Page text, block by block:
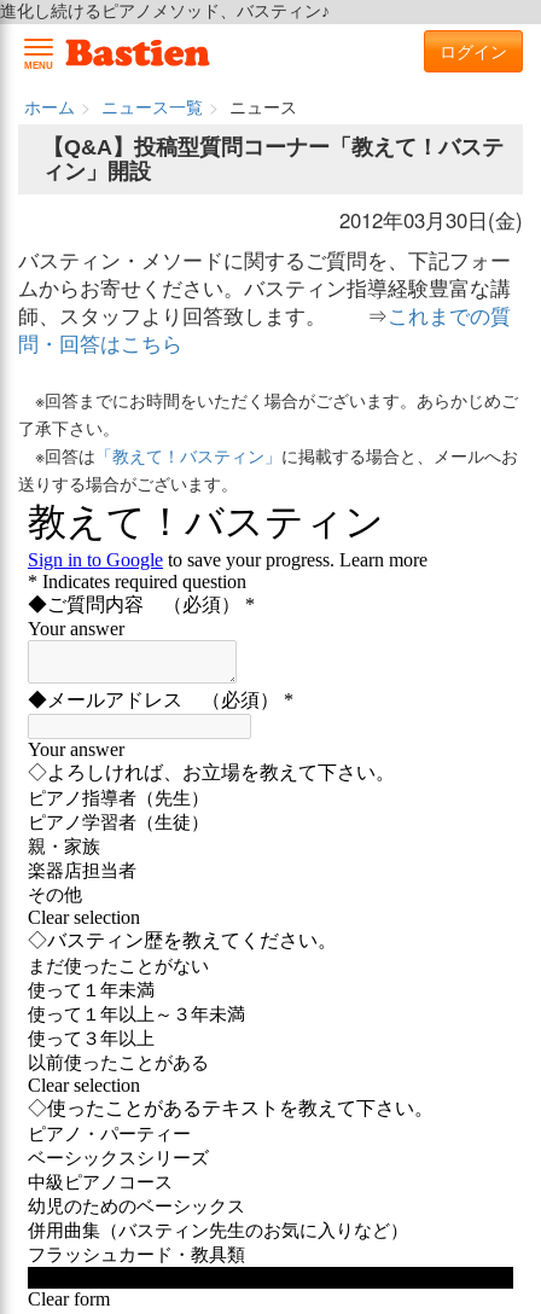
進化し続けるピアノメソッド、バスティン♪
MENU
ログイン
ホーム ニュース一覧
ニュース
【Q&A】投稿型質問コーナー「教えて！バステ
ィン」開設
2012年03月30日(金)
バスティン・メソードに関するご質問を、下記フォー
ムからお寄せください。バスティン指導経験豊富な講
師、スタッフより回答致します。 ⇒これまでの質
問・回答はこちら
※回答までにお時間をいただく場合がございます。あらかじめご
了承下さい。
※回答は 「教えて！バスティン」 に掲載する場合と、メールへお
送りする場合がございます。